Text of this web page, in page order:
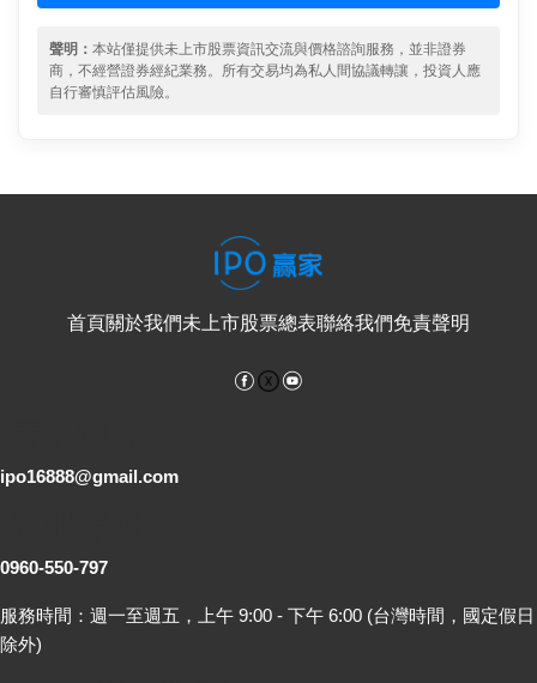
聲明： 本站僅提供未上市股票資訊交流與價格諮詢服務，並非證券
商，不經營證券經紀業務。所有交易均為私人間協議轉讓，投資人應
自行審慎評估風險。
首頁關於我們未上市股票總表聯絡我們免責聲明
Facebook
ipo16888@gmail.com
0960-550-797
服務時間：週一至週五，上午 9:00 - 下午 6:00 (台灣時間，國定假日
除外)